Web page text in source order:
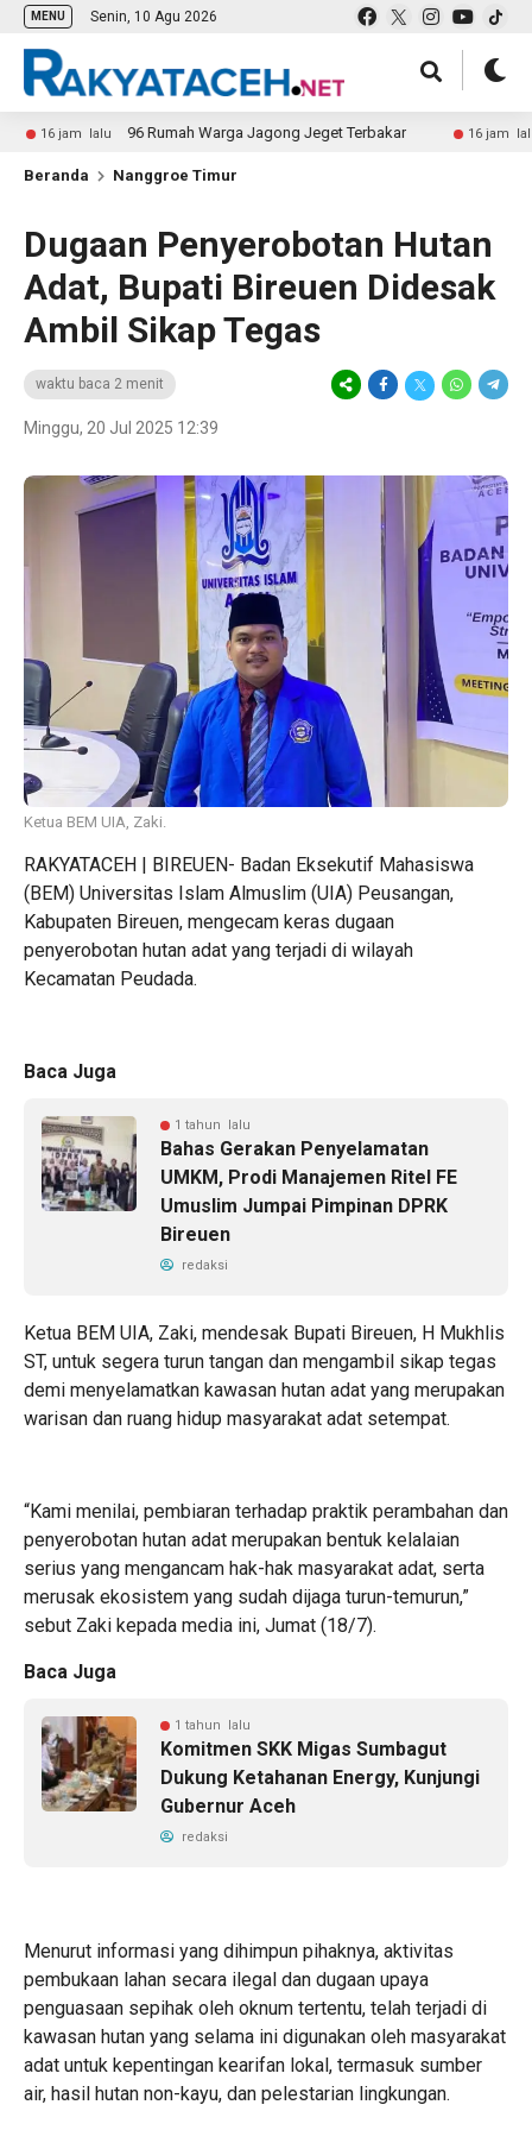
MENU Senin, 10 Agu 2026
jam lalu 96 Rumah Warga Jagong Jeget Terbakar 16 jam lalu
Beranda Nanggroe Timur
Dugaan Penyerobotan Hutan
Adat, Bupati Bireuen Didesak
Ambil Sikap Tegas
waktu baca 2 menit
Minggu, 20 Jul 2025 12:39
Ketua BEM UIA, Zaki.
RAKYATACEH | BIREUEN- Badan Eksekutif Mahasiswa
(BEM) Universitas Islam Almuslim (UIA) Peusangan,
Kabupaten Bireuen, mengecam keras dugaan
penyerobotan hutan adat yang terjadi di wilayah
Kecamatan Peudada.
Baca Juga
1 tahun lalu
Bahas Gerakan Penyelamatan
UMKM, Prodi Manajemen Ritel FE
Umuslim Jumpai Pimpinan DPRK
Bireuen
redaksi
Ketua BEM UIA, Zaki, mendesak Bupati Bireuen, H Mukhlis
ST, untuk segera turun tangan dan mengambil sikap tegas
demi menyelamatkan kawasan hutan adat yang merupakan
warisan dan ruang hidup masyarakat adat setempat.
“Kami menilai, pembiaran terhadap praktik perambahan dan
penyerobotan hutan adat merupakan bentuk kelalaian
serius yang mengancam hak-hak masyarakat adat, serta
merusak ekosistem yang sudah dijaga turun-temurun,”
sebut Zaki kepada media ini, Jumat (18/7).
Baca Juga
1 tahun lalu
Komitmen SKK Migas Sumbagut
Dukung Ketahanan Energy, Kunjungi
Gubernur Aceh
redaksi
Menurut informasi yang dihimpun pihaknya, aktivitas
pembukaan lahan secara ilegal dan dugaan upaya
penguasaan sepihak oleh oknum tertentu, telah terjadi di
kawasan hutan yang selama ini digunakan oleh masyarakat
adat untuk kepentingan kearifan lokal, termasuk sumber
air, hasil hutan non-kayu, dan pelestarian lingkungan.